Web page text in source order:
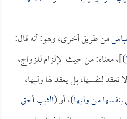
من طريق أخرى، وهو: أنه قال:
)]، معناه: من حيث الإلزام للزواج،
تعقد لنفسها، بل يعقد لها وليها،
بنفسها من وليها)، أو (الثيب أحق